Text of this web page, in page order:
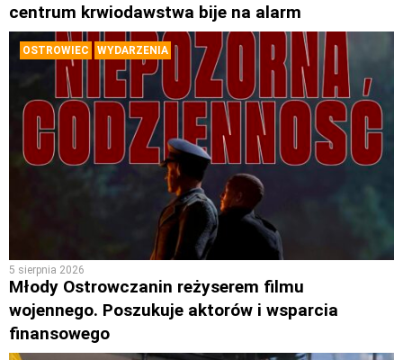
centrum krwiodawstwa bije na alarm
OSTROWIEC WYDARZENIA
5 sierpnia 2026
Młody Ostrowczanin reżyserem filmu
wojennego. Poszukuje aktorów i wsparcia
finansowego